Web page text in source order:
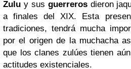
Zulu y sus guerrerosdieron
a finales del XIX. Esta
tradiciones, tendrá mucha
por el origen de la muchacha
que los clanes zulúes tienen
actitudes existenciales.